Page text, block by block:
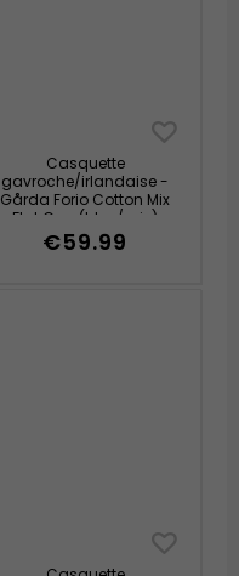
Casquette
gavroche/irlandaise -
Gårda Forio Cotton Mix
Flat Cap (bleu/gris)
€59.99